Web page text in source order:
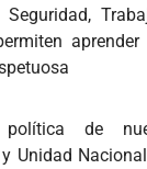
Seguridad,
de
Unidad